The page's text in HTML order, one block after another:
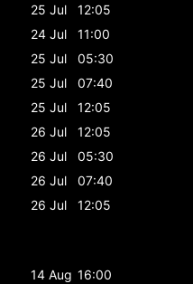
25 Jul
12:05
24 Jul
11:00
25 Jul
05:30
25 Jul
07:40
25 Jul
12:05
26 Jul
12:05
26 Jul
05:30
26 Jul
07:40
26 Jul
12:05
14 Aug 16:00